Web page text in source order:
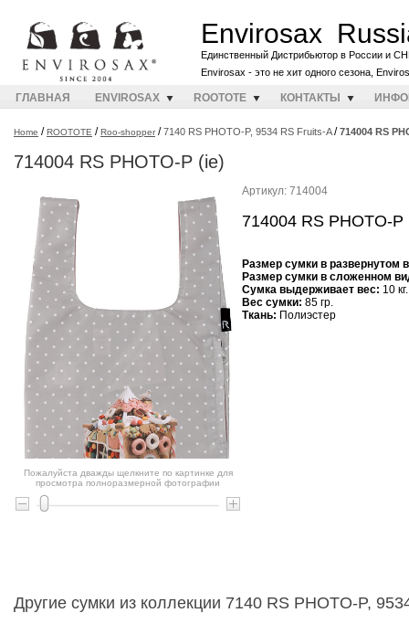
Envirosax
Единственный Дистрибьютор в России и
Envirosax - это не хит одного сезона,
ГЛАВНАЯ ENVIROSAX ROOTOTE КОНТАКТЫ
Home /ROOTOTE /Roo-shopper/7140 RS PHOTO-P, 9534 RS Fruits-A/714004 RS
714004 RS PHOTO-P (ie)
Пожалуйста дважды щелкните по картинке для
просмотра полноразмерной фотографии
Артикул: 714004
714004 RS PHOTO-P
Размер сумки в развернутом
Размер сумки в сложенном
Cумка выдерживает вес: 10 кг.
Вес сумки: 85 гр.
Ткань: Полиэстер
Другие сумки из коллекции 7140 RS PHOTO-P,